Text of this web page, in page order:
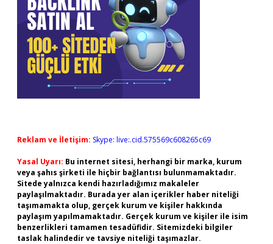
Reklam ve İletişim: Skype: live:.cid.575569c608265c69
Yasal Uyarı: Bu internet sitesi, herhangi bir marka, kurum
veya şahıs şirketi ile hiçbir bağlantısı bulunmamaktadır.
Sitede yalnızca kendi hazırladığımız makaleler
paylaşılmaktadır. Burada yer alan içerikler haber niteliği
taşımamakta olup, gerçek kurum ve kişiler hakkında
paylaşım yapılmamaktadır. Gerçek kurum ve kişiler ile isim
benzerlikleri tamamen tesadüfidir. Sitemizdeki bilgiler
taslak halindedir ve tavsiye niteliği taşımazlar.